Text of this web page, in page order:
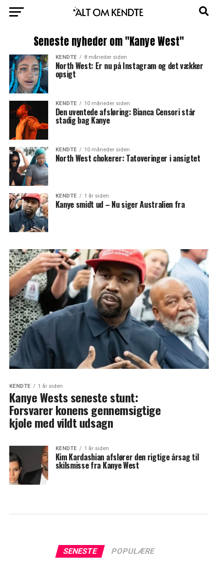
Seneste nyheder om "Kanye West"
KENDTE 8 måneder siden
North West: Er nu på Instagram og det vækker
opsigt
KENDTE 10 måneder siden
Den uventede afsløring: Bianca Censori står
stadig bag Kanye
KENDTE 10 måneder siden
North West chokerer: Tatoveringer i ansigtet
KENDTE 1 år siden
Kanye smidt ud – Nu siger Australien fra
KENDTE 1 år siden
Kanye Wests seneste stunt:
Forsvarer konens gennemsigtige
kjole med vildt udsagn
KENDTE 1 år siden
Kim Kardashian afslører den rigtige årsag til
skilsmisse fra Kanye West
SENESTE POPULÆRE